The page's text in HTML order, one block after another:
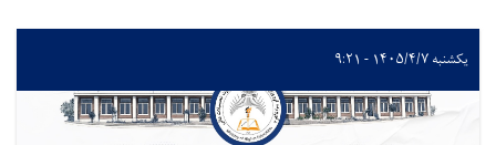
یکشنبه ۱۴۰۵/۴/۷ - ۹:۲۱